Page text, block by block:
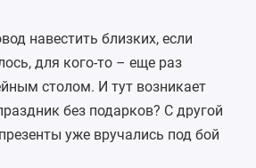
навестить близких, если
для кого-то – еще раз
столом. И тут возникает
без подарков? С другой
уже вручались под бой